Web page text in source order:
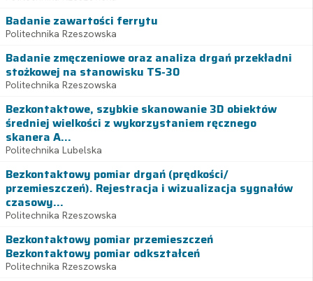
Badanie zawartości ferrytu
Politechnika Rzeszowska
Badanie zmęczeniowe oraz analiza drgań przekładni
stożkowej na stanowisku TS-30
Politechnika Rzeszowska
Bezkontaktowe, szybkie skanowanie 3D obiektów
średniej wielkości z wykorzystaniem ręcznego
skanera A...
Politechnika Lubelska
Bezkontaktowy pomiar drgań (prędkości/
przemieszczeń). Rejestracja i wizualizacja sygnałów
czasowy...
Politechnika Rzeszowska
Bezkontaktowy pomiar przemieszczeń
Bezkontaktowy pomiar odkształceń
Politechnika Rzeszowska